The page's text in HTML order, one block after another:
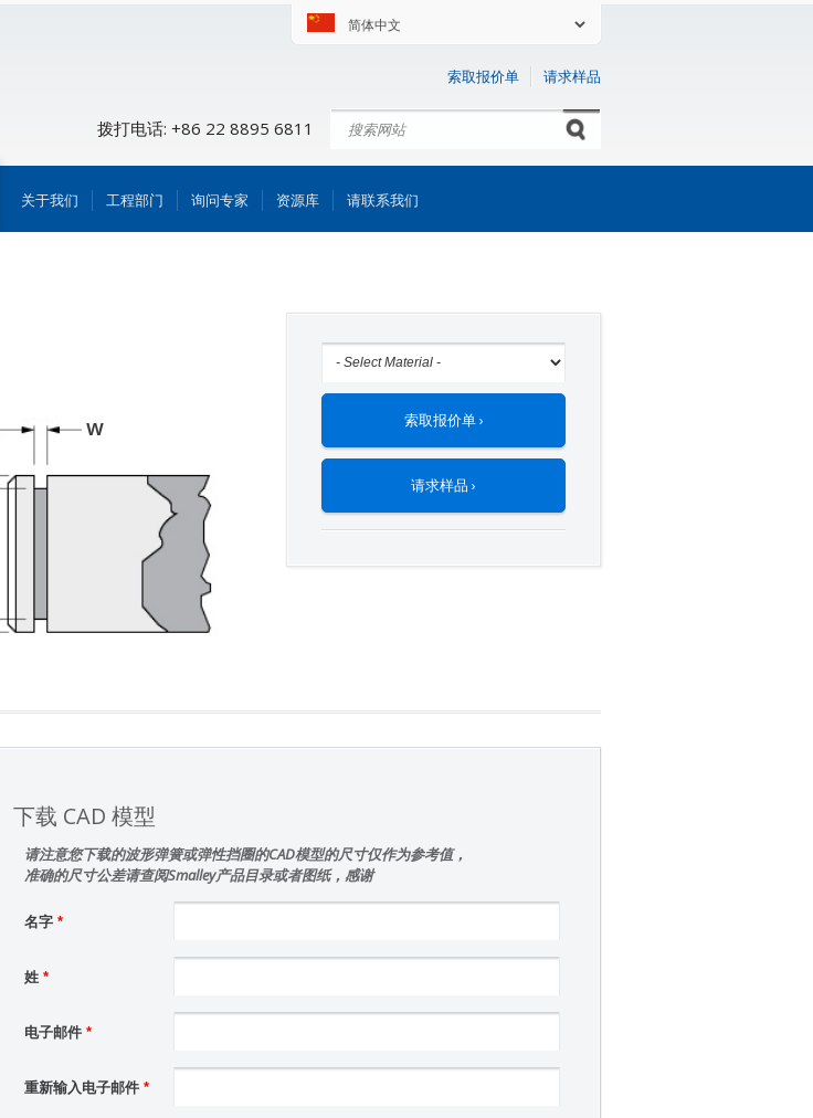
索取报价单 请求样品
拨打电话: +86 22 8895 6811 Search form
搜索
关于我们 工程部门 询问专家 资源库 请联系我们
w 索取报价单 ›
请求样品 ›
下载 CAD 模型
请注意您下载的波形弹簧或弹性挡圈的CAD模型的尺寸仅作为参考值，
准确的尺寸公差请查阅Smalley产品目录或者图纸，感谢
名字 *
姓 *
电子邮件 *
重新输入电子邮件 *